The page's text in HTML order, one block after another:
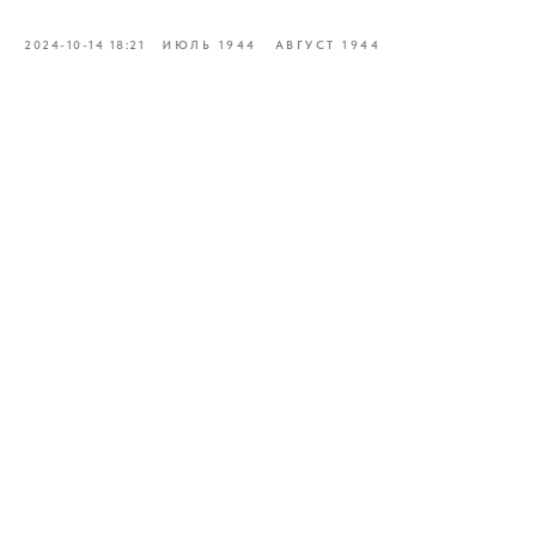
2024-10-14 18:21 ИЮЛЬ 1944 АВГУСТ 1944